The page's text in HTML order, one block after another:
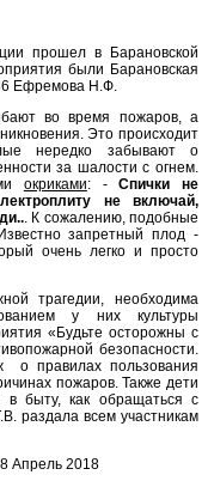
прошел в Барановской
были Барановская
Ефремова Н.Ф.
во время пожаров, а
Это происходит
нередко забывают о
за шалости с огнем.
окриками: -Спички не
не включай,
. К сожалению, подобные
запретный плод -
очень легко и просто
трагедии, необходима
у них культуры
«Будьте осторожны с
безопасности.
о правилах пользования
пожаров. Также дети
в быту, как обращаться с
раздала всем участникам
Апрель 2018